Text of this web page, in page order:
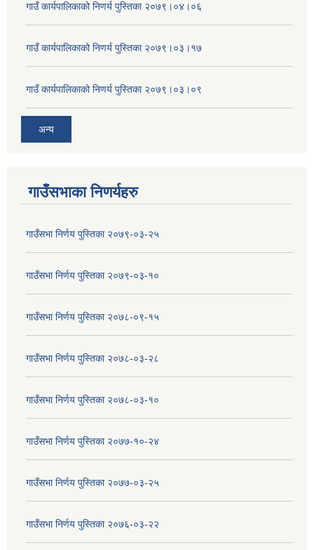
गाउँ कार्यपालिकाको निणर्य पुस्तिका २०७९।०४।०६
गाउँ कार्यपालिकाको निणर्य पुस्तिका २०७९।०३।१७
गाउँ कार्यपालिकाको निणर्य पुस्तिका २०७९।०३।०९
अन्य
गाउँसभाका निणर्यहरु
गाउँसभा निर्णय पुस्तिका २०७९-०३-२५
गाउँसभा निर्णय पुस्तिका २०७९-०३-१०
गाउँसभा निर्णय पुस्तिका २०७८-०९-१५
गाउँसभा निर्णय पुस्तिका २०७८-०३-२८
गाउँसभा निर्णय पुस्तिका २०७८-०३-१०
गाउँसभा निर्णय पुस्तिका २०७७-१०-२४
गाउँसभा निर्णय पुस्तिका २०७७-०३-२५
गाउँसभा निर्णय पुस्तिका २०७६-०३-२२